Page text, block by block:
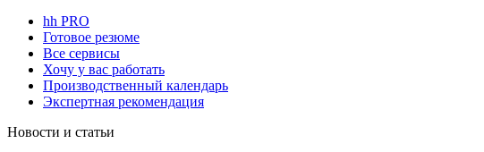
hh PRO
Готовое резюме
Все сервисы
Хочу у вас работать
Производственный календарь
Экспертная рекомендация
Новости и статьи